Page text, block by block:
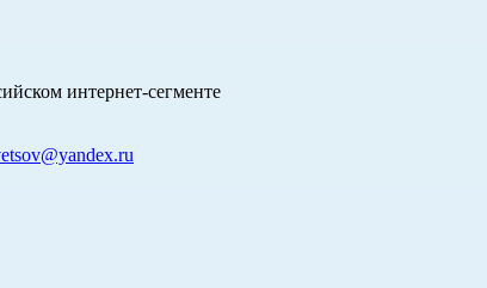
интернет-сегменте